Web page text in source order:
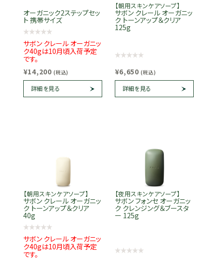
オーガニック2ステップセッ
ト 携帯サイズ
サボン クレール オーガニッ
ク40gは10月頃入荷予定
です。
¥14,200 (税込)
詳細を見る
【朝用スキンケアソープ】
サボン クレール オーガニッ
ク トーンアップ＆クリア
125g
¥6,650 (税込)
詳細を見る
【朝用スキンケアソープ】
サボン クレール オーガニッ
ク トーンアップ＆クリア
40g
サボン クレール オーガニッ
ク40gは10月頃入荷予定
です。
【夜用スキンケアソープ】
サボン フォンセ オーガニッ
ク クレンジング＆ブースタ
ー 125g